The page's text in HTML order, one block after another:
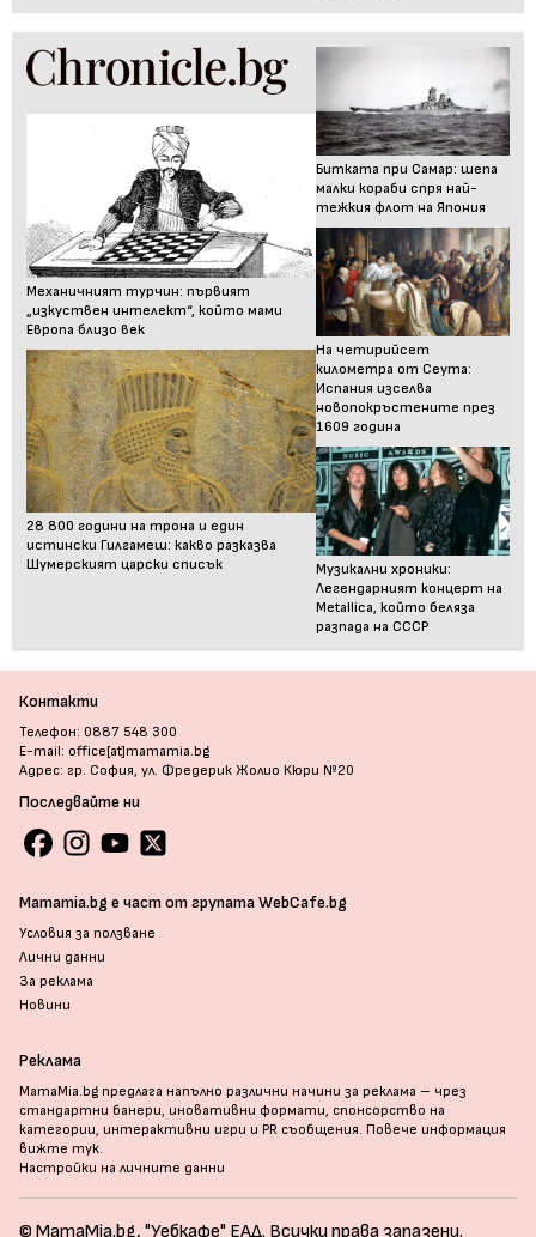
Механичният турчин: първият
„изкуствен интелект“, който мами
Европа близо век
28 800 години на трона и един
истински Гилгамеш: какво разказва
Шумерският царски списък
Битката при Самар: шепа
малки кораби спря най-
тежкия флот на Япония
На четирийсет
километра от Сеута:
Испания изселва
новопокръстените през
1609 година
Музикални хроники:
Легендарният концерт на
Metallica, който беляза
разпада на СССР
Контакти
Телефон: 0887 548 300
E-mail: office[at]mamamia.bg
Адрес: гр. София, ул. Фредерик Жолио Кюри №20
Последвайте ни
Mamamia.bg е част от групата WebCafe.bg
Условия за ползване
Лични данни
За реклама
Новини
Реклама
MamaMia.bg предлага напълно различни начини за реклама – чрез
стандартни банери, иновативни формати, спонсорство на
категории, интерактивни игри и PR съобщения. Повече информация
вижте тук.
Настройки на личните данни
© MamaMia.bg, "Уебкафе" ЕАД. Всички права запазени.